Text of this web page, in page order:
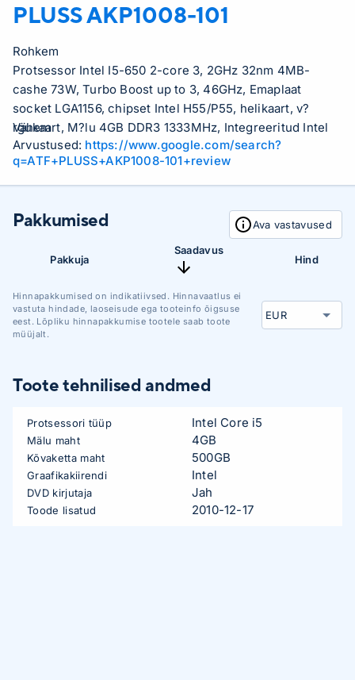
PLUSS AKP1008-101
Rohkem
Protsessor Intel I5-650 2-core 3, 2GHz 32nm 4MB-
cashe 73W, Turbo Boost up to 3, 46GHz, Emaplaat
socket LGA1156, chipset Intel H55/P55, helikaart, v?
rgukaart, M?lu 4GB DDR3 1333MHz, Integreeritud Intel
HD Graphics, K?vaketas 500GB 7200rpm SATA, DVD-
kirjutaja, Arvutikorpus ATX, 400W,
Vähem
Arvustused: https://www.google.com/search?
q=ATF+PLUSS+AKP1008-101+review
Pakkumised Ava vastavused
Pakkuja
Saadavus
Hind
Hinnapakkumised on indikatiivsed. Hinnavaatlus ei
vastuta hindade, laoseisude ega tooteinfo õigsuse
eest. Lõpliku hinnapakkumise tootele saab toote
müüjalt.
Toote tehnilised andmed
Protsessori tüüp Intel Core i5
Mälu maht 4GB
Kõvaketta maht 500GB
Graafikakiirendi Intel
DVD kirjutaja Jah
Toode lisatud 2010-12-17